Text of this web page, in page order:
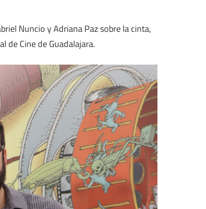
Nuncio y Adriana Paz sobre la cinta,
de Cine de Guadalajara.